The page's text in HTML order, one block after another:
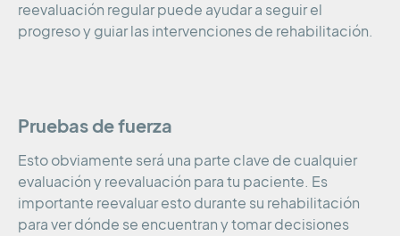
reevaluación regular puede ayudar a seguir el
progreso y guiar las intervenciones de rehabilitación.
Pruebas de fuerza
Esto obviamente será una parte clave de cualquier
evaluación y reevaluación para tu paciente. Es
importante reevaluar esto durante su rehabilitación
para ver dónde se encuentran y tomar decisiones